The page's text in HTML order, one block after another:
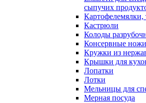
сыпучих
Картофелемялки,
Кастрюли
Колоды
Консервные ножи
Кружки из
Крышки для
Лопатки
Лотки
Мельницы для
Мерная посуда